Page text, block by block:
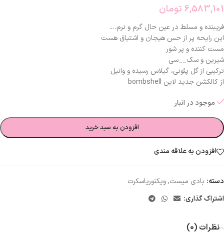
6,583,101 تومان
فریبنده و مسلط در عین حال گرم و نرم….
این رایحه پر از حس هیجان و اشتیاق هست
مست کننده و پر شور
شیرین و سک__سی
ترکیبی از گل پئونی، گیلاس رسیده و وانیل
از کالکشن جدید لاین bombshell
موجود در انبار
افزودن به سبد خرید
افزودن به علاقه مندی
دسته: بادی میست,ویکتوریاسکرت
اشتراک گذاری:
نظرات (0)